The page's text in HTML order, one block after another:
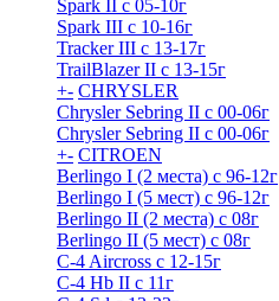
Spark II с 05-10г
Spark III с 10-16г
Tracker III с 13-17г
TrailBlazer II с 13-15г
+- CHRYSLER
Chrysler Sebring II с 00-06г
Chrysler Sebring II с 00-06г
+- CITROEN
Berlingo I (2 места) с 96-12г
Berlingo I (5 мест) с 96-12г
Berlingo II (2 места) с 08г
Berlingo II (5 мест) с 08г
C-4 Airсross с 12-15г
C-4 Hb II с 11г